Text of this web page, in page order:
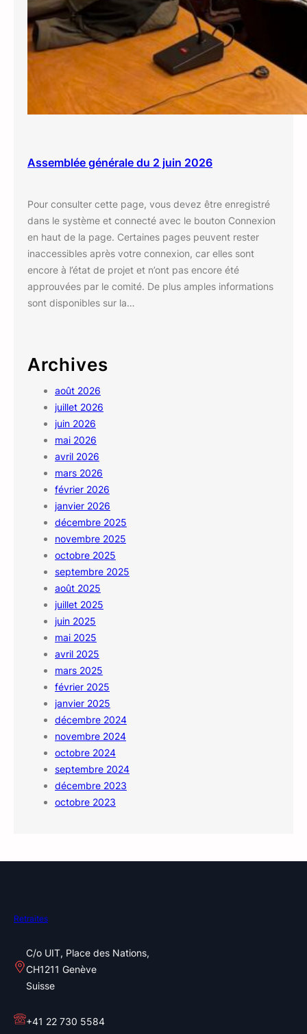
Assemblée générale du 2 juin 2026
Pour consulter cette page, vous devez être enregistré
dans le système et connecté avec le bouton Connexion
en haut de la page. Certaines pages peuvent rester
inaccessibles après votre connexion, car elles sont
encore à l’état de projet et n’ont pas encore été
approuvées par le comité. De plus amples informations
sont disponibles sur la…
Archives
août 2026
juillet 2026
juin 2026
mai 2026
avril 2026
mars 2026
février 2026
janvier 2026
décembre 2025
novembre 2025
octobre 2025
septembre 2025
août 2025
juillet 2025
juin 2025
mai 2025
avril 2025
mars 2025
février 2025
janvier 2025
décembre 2024
novembre 2024
octobre 2024
septembre 2024
décembre 2023
octobre 2023
Retraites
C/o UIT, Place des Nations,
CH1211 Genève
Suisse
+41 22 730 5584